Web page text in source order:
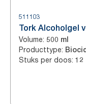
511103
Tork Alcoholgel
Volume: 500 ml
Producttype:
Stuks per doos: 12